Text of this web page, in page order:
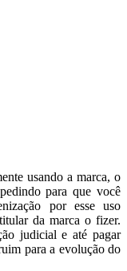
usando a marca, o
para que você
por esse uso
da marca o fizer.
judicial e até pagar
para a evolução do